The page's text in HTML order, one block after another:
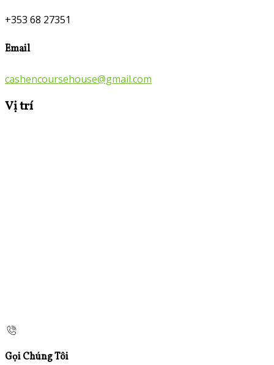
+353 68 27351
Email
cashencoursehouse@gmail.com
Vị trí
Gọi Chúng Tôi